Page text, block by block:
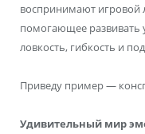
воспринимают игровой
помогающее развивать
ловкость, гибкость и
Приведу пример —
Удивительный мир